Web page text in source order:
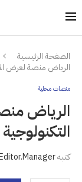
الصفحة الرئيسية
الرياض منصة لعرض
منصات محلية
الرياض
التكنولوجية
كتبه